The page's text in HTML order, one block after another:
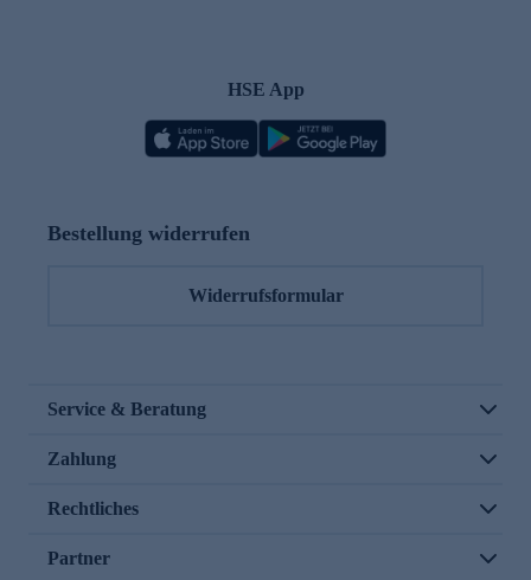
HSE App
Bestellung widerrufen
Widerrufsformular
Service & Beratung
Zahlung
Rechtliches
Partner